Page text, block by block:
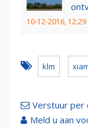
10-12-2016, 12:29
klm
Verstuur per
Meld u aan